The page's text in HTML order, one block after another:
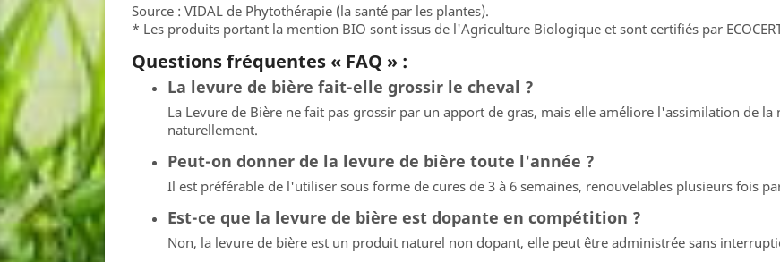
Source : VIDAL de Phytothérapie (la santé par les plantes).
* Les produits portant la mention BIO sont issus de l'Agriculture Biologique et sont certifiés par
Questions fréquentes « FAQ » :
La levure de bière fait-elle grossir le cheval ?
La Levure de Bière ne fait pas grossir par un apport de gras, mais elle améliore l'assimilation de
naturellement.
Peut-on donner de la levure de bière toute l'année ?
Il est préférable de l'utiliser sous forme de cures de 3 à 6 semaines, renouvelables plusieurs fois
Est-ce que la levure de bière est dopante en compétition ?
Non, la levure de bière est un produit naturel non dopant, elle peut être administrée sans